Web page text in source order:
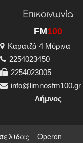
Επικοινωνία
FM100
Καρατζά 4 Μύρινα
2254023450
2254023005
info@limnosfm100.gr
Λήμνος
Operon